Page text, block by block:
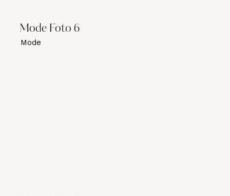
Mode Foto 6
Mode